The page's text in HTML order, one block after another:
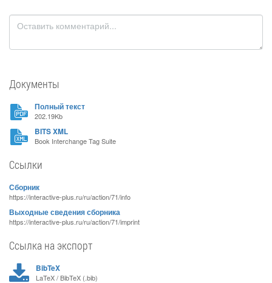
Документы
Полный текст
202.19Kb
BITS XML
Book Interchange Tag Suite
Ссылки
Сборник
https://interactive-plus.ru/ru/action/71/info
Выходные сведения сборника
https://interactive-plus.ru/ru/action/71/imprint
Ссылка на экспорт
BibTeX
LaTeX / BibTeX (.bib)